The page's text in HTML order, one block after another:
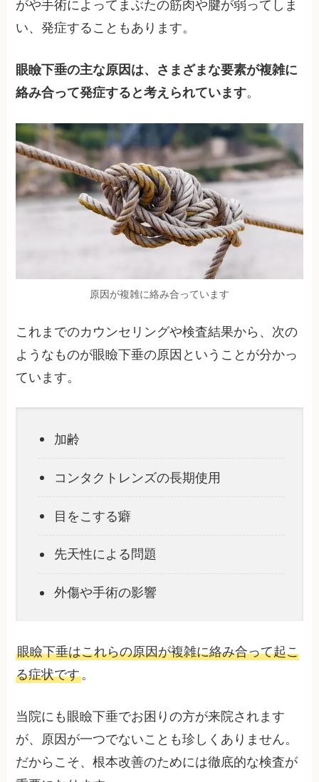
がや手術によってまぶたの筋肉や腱が弱ってしま
い、発症することもあります。
眼瞼下垂の主な原因は、さまざまな要素が複雑に
絡み合って発症すると考えられています。
原因が複雑に絡み合っています
これまでのカウンセリングや検査結果から、次の
ようなものが眼瞼下垂の原因ということが分かっ
ています。
加齢
コンタクトレンズの長期使用
目をこする癖
先天性による問題
外傷や手術の影響
眼瞼下垂はこれらの原因が複雑に絡み合って起こ
る症状です。
当院にも眼瞼下垂でお困りの方が来院されます
が、原因が一つでないことも珍しくありません。
だからこそ、根本改善のためには徹底的な検査が